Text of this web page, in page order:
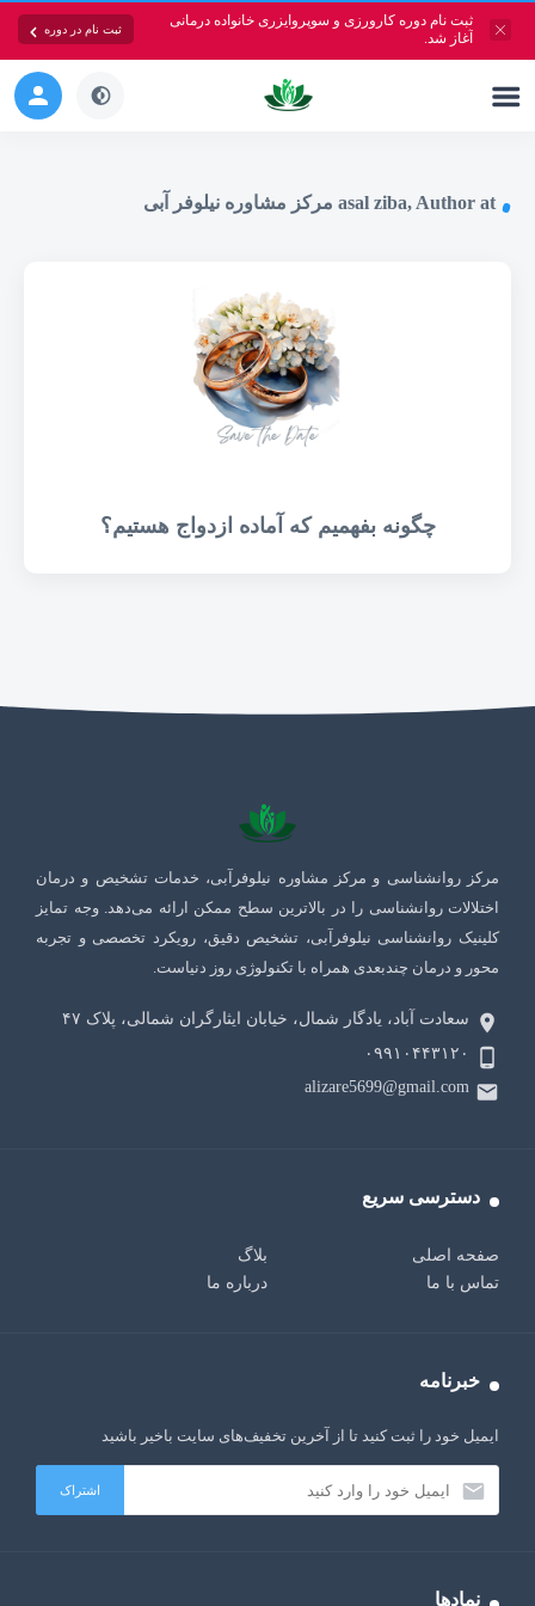
ثبت نام دوره کارورزی و سوپروایزری خانواده درمانی
آغاز شد.
ثبت نام در دوره
asal ziba, Author at مرکز مشاوره نیلوفر آبی
چگونه بفهمیم که آماده ازدواج هستیم؟
مرکز روانشناسی و مرکز مشاوره نیلوفرآبی، خدمات تشخیص و درمان
اختلالات روانشناسی را در بالاترین سطح ممکن ارائه می‌دهد. وجه تمایز
کلینیک روانشناسی نیلوفرآبی، تشخیص دقیق، رویکرد تخصصی و تجربه
محور و درمان چندبعدی همراه با تکنولوژی روز دنیاست.
سعادت آباد، یادگار شمال، خیابان ایثارگران شمالی، پلاک ۴٧
۰۹۹۱۰۴۴۳۱۲۰
alizare5699@gmail.com
دسترسی سریع
صفحه اصلی
بلاگ
تماس با ما
درباره ما
خبرنامه
ایمیل خود را ثبت کنید تا از آخرین تخفیف‌های سایت باخیر باشید
نمادها